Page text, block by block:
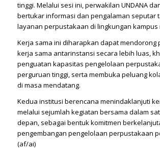
tinggi. Melalui sesi ini, perwakilan UNDANA
bertukar informasi dan pengalaman seputar
layanan perpustakaan di lingkungan kampus
Kerja sama ini diharapkan dapat mendorong
kerja sama antarinstansi secara lebih luas,
penguatan kapasitas pengelolaan
perguruan tinggi, serta membuka peluang
di masa mendatang.
Kedua institusi berencana menindaklanjuti
melalui sejumlah kegiatan bersama dalam
depan, sebagai bentuk komitmen
pengembangan pengelolaan perpustakaan
(af/ai)